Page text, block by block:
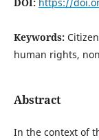
Keywords:
human rights,
Abstract
In the context of